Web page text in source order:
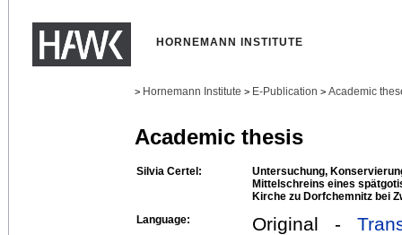
HORNEMANN INSTITUTE
> Hornemann Institute > E-Publication > Academic
Academic thesis
Silvia Certel:
Untersuchung,
Mittelschreins eines
Kirche zu Dorfchemnitz bei
Language:
Original -